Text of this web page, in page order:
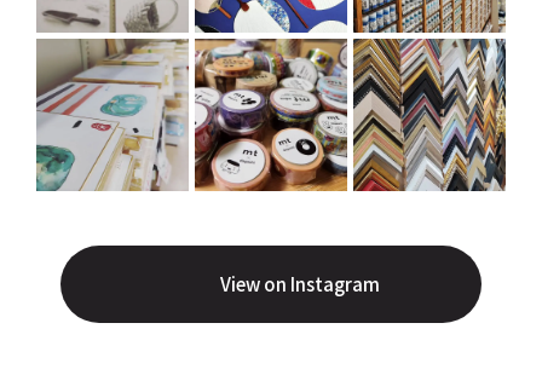
View on Instagram